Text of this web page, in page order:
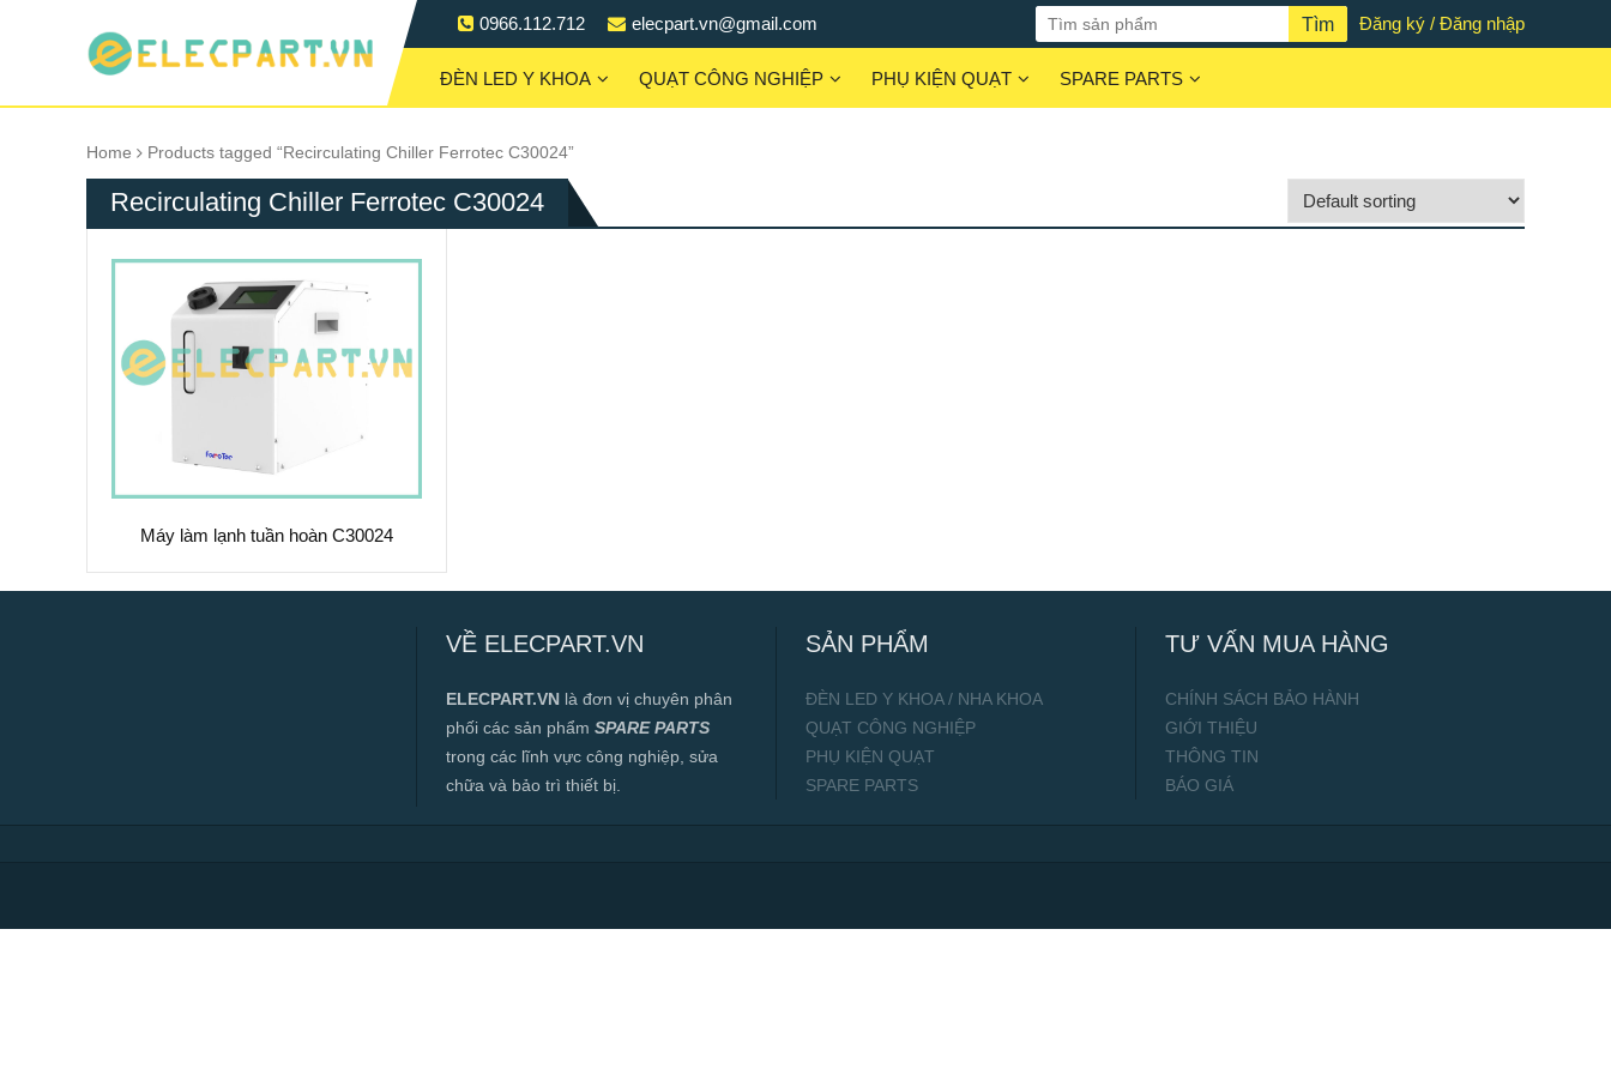
0966.112.712 elecpart.vn@gmail.com Đăng ký / Đăng nhập
ĐÈN LED Y KHOA QUẠT CÔNG NGHIỆP PHỤ KIỆN QUẠT SPARE PARTS
Home Products tagged “Recirculating Chiller Ferrotec C30024”
Recirculating Chiller Ferrotec C30024
Máy làm lạnh tuần hoàn C30024
VỀ ELECPART.VN
ELECPART.VN là đơn vị chuyên phân
phối các sản phẩm SPARE PARTS
trong các lĩnh vực công nghiệp, sửa
chữa và bảo trì thiết bị.
SẢN PHẨM
ĐÈN LED Y KHOA / NHA KHOA
QUẠT CÔNG NGHIỆP
PHỤ KIỆN QUẠT
SPARE PARTS
TƯ VẤN MUA HÀNG
CHÍNH SÁCH BẢO HÀNH
GIỚI THIỆU
THÔNG TIN
BÁO GIÁ